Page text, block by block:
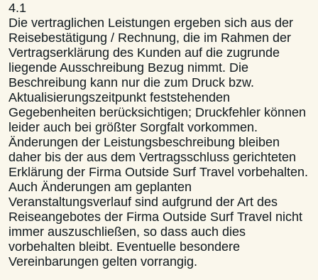
4.1
Die vertraglichen Leistungen ergeben sich aus der
Reisebestätigung / Rechnung, die im Rahmen der
Vertragserklärung des Kunden auf die zugrunde
liegende Ausschreibung Bezug nimmt. Die
Beschreibung kann nur die zum Druck bzw.
Aktualisierungszeitpunkt feststehenden
Gegebenheiten berücksichtigen; Druckfehler können
leider auch bei größter Sorgfalt vorkommen.
Änderungen der Leistungsbeschreibung bleiben
daher bis der aus dem Vertragsschluss gerichteten
Erklärung der Firma Outside Surf Travel vorbehalten.
Auch Änderungen am geplanten
Veranstaltungsverlauf sind aufgrund der Art des
Reiseangebotes der Firma Outside Surf Travel nicht
immer auszuschließen, so dass auch dies
vorbehalten bleibt. Eventuelle besondere
Vereinbarungen gelten vorrangig.